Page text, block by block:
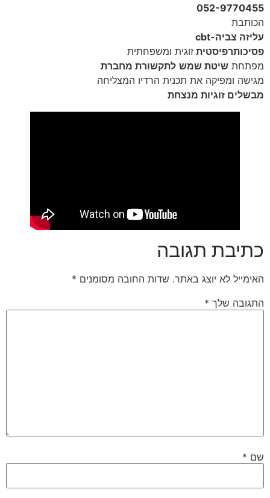
052-9770455
הכותבת
עליזה צביה-cbt
פסיכותרפיסטית זוגית ומשפחתית
מפתחת שיטת שמש לתקשורת מחברת
מגישה ומפיקה את תכנית הרדיו המצליחה
מבשלים זוגיות מנצחת
כתיבת תגובה
האימייל לא יוצג באתר. שדות החובה מסומנים *
התגובה שלך *
שם *